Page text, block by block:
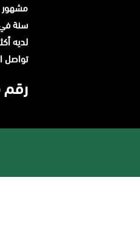
مشهور
سنة في
تواصل